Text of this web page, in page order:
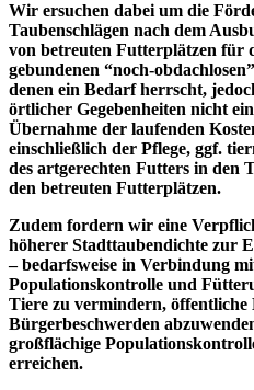
Wir ersuchen dabei um die
Taubenschlägen nach dem
von betreuten Futterplätzen für
gebundenen “noch-
denen ein Bedarf herrscht,
örtlicher Gegebenheiten nicht
Übernahme der laufenden
einschließlich der Pflege, ggf.
des artgerechten Futters in den
den betreuten Futterplätzen.
Zudem fordern wir eine
höherer Stadttaubendichte zur
– bedarfsweise in Verbindung
Populationskontrolle und
Tiere zu vermindern, öffentliche
Bürgerbeschwerden
großflächige
erreichen.